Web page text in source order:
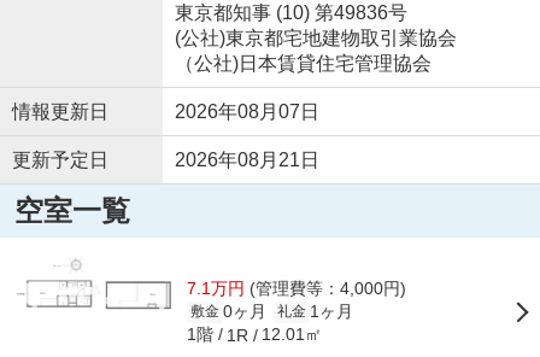
東京都知事 (10) 第49836号
(公社)東京都宅地建物取引業協会
（公社)日本賃貸住宅管理協会
情報更新日 2026年08月07日
更新予定日 2026年08月21日
空室一覧
7.1万円 (管理費等：4,000円)
敷金 0ヶ月 礼金 1ヶ月
1階 1R 12.01㎡